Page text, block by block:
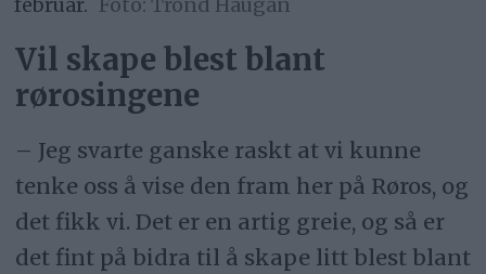
Vil skape blest blant
rørosingene
– Jeg svarte ganske raskt at vi kunne
tenke oss å vise den fram her på Røros, og
det fikk vi. Det er en artig greie, og så er
det fint på bidra til å skape litt blest blant